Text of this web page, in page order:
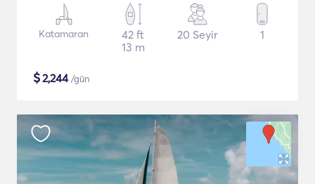
Katamaran
42 ft
13 m
20 Seyir 1
$2,244/gün